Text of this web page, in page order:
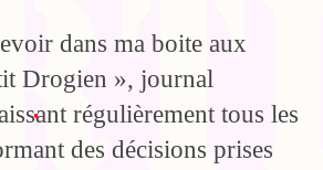
postales.
dans ma boite aux
Drogien », journal
régulièrement tous les
des décisions prises